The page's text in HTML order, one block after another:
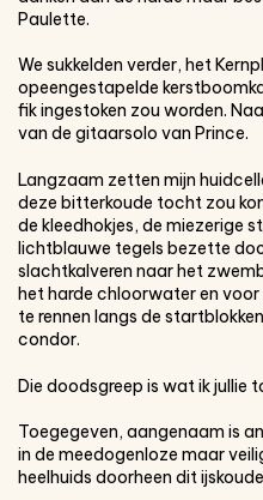
Paulette.
We sukkelden verder, het
opeengestapelde
fik ingestoken zou worden.
van de gitaarsolo van Prince.
Langzaam zetten mijn
deze bitterkoude tocht zou
de kleedhokjes, de miezerige
lichtblauwe tegels bezette
slachtkalveren naar het
het harde chloorwater en
te rennen langs de
condor.
Die doodsgreep is wat ik jullie
Toegegeven, aangenaam is
in de meedogenloze maar
heelhuids doorheen dit